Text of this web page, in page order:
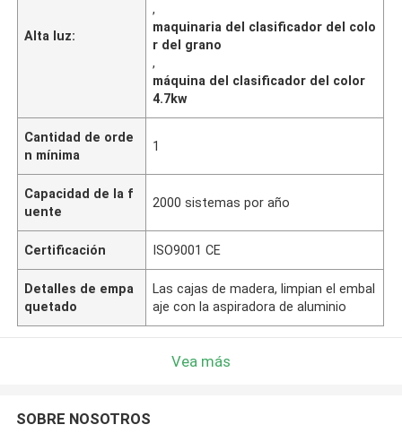
Alta luz:
,
maquinaria del clasificador del colo
r del grano
,
máquina del clasificador del color
4.7kw
Cantidad de orde
n mínima
1
Capacidad de la f
uente
2000 sistemas por año
Certificación ISO9001 CE
Detalles de empa
quetado
Las cajas de madera, limpian el embal
aje con la aspiradora de aluminio
Vea más
SOBRE NOSOTROS